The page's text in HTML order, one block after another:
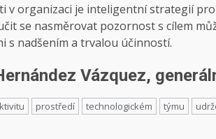
v organizaci je inteligentní strategií
se nasměrovat pozornost s cílem
s nadšením a trvalou účinností.
Vázquez,
prostředí technologickém týmu